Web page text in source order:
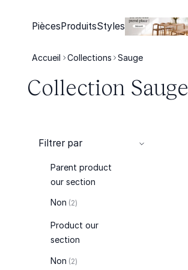
PiècesProduitsStyles
Accueil Collections Sauge
Collection Sauge
Filtrer par
Parent product
our section
Non 2articles
Product our
section
Non 2articles